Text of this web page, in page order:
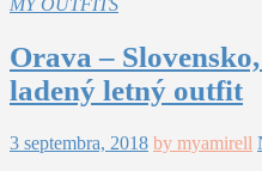
MY OUTFITS
Orava –
ladený letný outfit
3 septembra, 2018 by myamirell